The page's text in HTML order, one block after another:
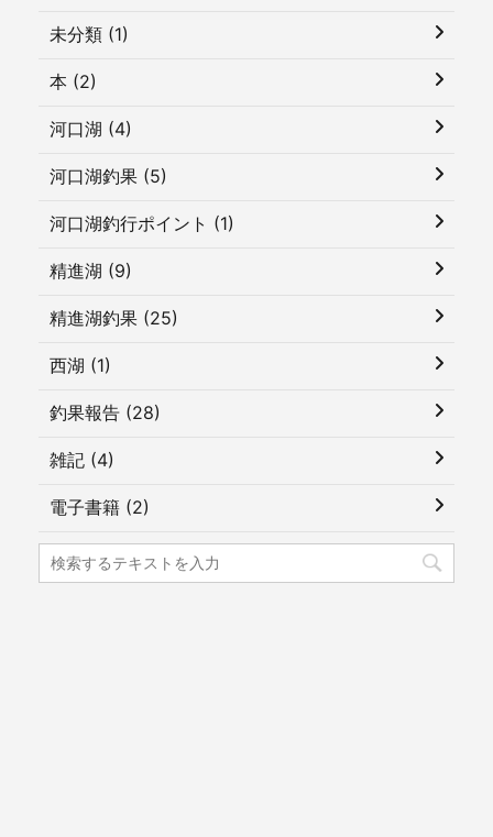
未分類 (1)
本 (2)
河口湖 (4)
河口湖釣果 (5)
河口湖釣行ポイント (1)
精進湖 (9)
精進湖釣果 (25)
西湖 (1)
釣果報告 (28)
雑記 (4)
電子書籍 (2)